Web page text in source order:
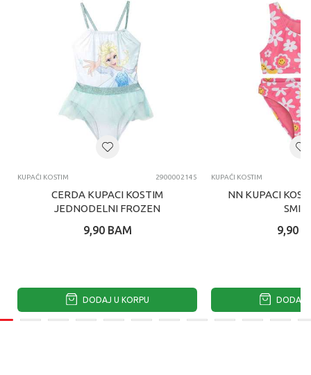
KUPAĆI KOSTIM 2900002145
CERDA KUPACI KOSTIM
JEDNODELNI FROZEN
9,90 BAM
DODAJ U KORPU
KUPAĆI KOSTIM
NN KUPACI
9,90
DODAJ